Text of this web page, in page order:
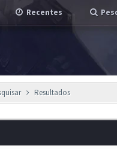
Recentes
Resultados